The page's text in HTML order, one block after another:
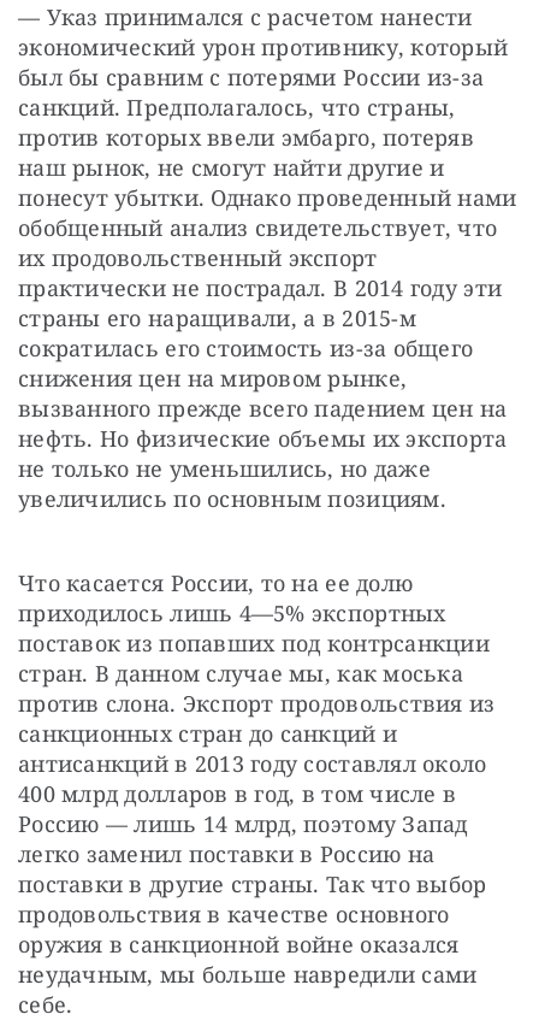
— Указ принимался с расчетом нанести
экономический урон противнику, который
был бы сравним с потерями России из-за
санкций. Предполагалось, что страны,
против которых ввели эмбарго, потеряв
наш рынок, не смогут найти другие и
понесут убытки. Однако проведенный нами
обобщенный анализ свидетельствует, что
их продовольственный экспорт
практически не пострадал. В 2014 году эти
страны его наращивали, а в 2015-м
сократилась его стоимость из-за общего
снижения цен на мировом рынке,
вызванного прежде всего падением цен на
нефть. Но физические объемы их экспорта
не только не уменьшились, но даже
увеличились по основным позициям.
Что касается России, то на ее долю
приходилось лишь 4—5% экспортных
поставок из попавших под контрсанкции
стран. В данном случае мы, как моська
против слона. Экспорт продовольствия из
санкционных стран до санкций и
антисанкций в 2013 году составлял около
400 млрд долларов в год, в том числе в
Россию — лишь 14 млрд, поэтому Запад
легко заменил поставки в Россию на
поставки в другие страны. Так что выбор
продовольствия в качестве основного
оружия в санкционной войне оказался
неудачным, мы больше навредили сами
себе.